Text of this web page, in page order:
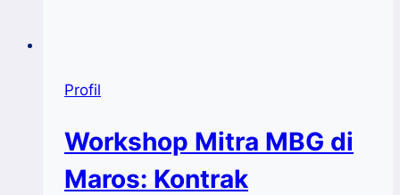
Profil
Workshop Mitra MBG di
Maros: Kontrak